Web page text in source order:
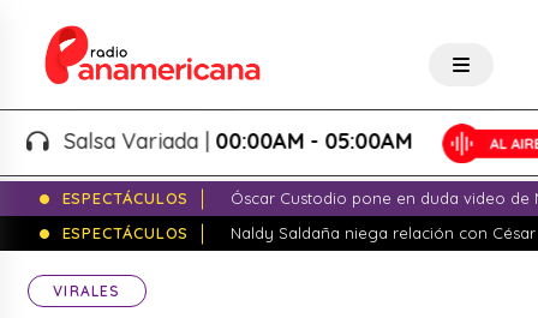
Salsa Variada |00:00AM - 05:00AM
ESPECTÁCULOS
Óscar Custodio pone en duda video de
ESPECTÁCULOS
Naldy Saldaña niega relación con
VIRALES